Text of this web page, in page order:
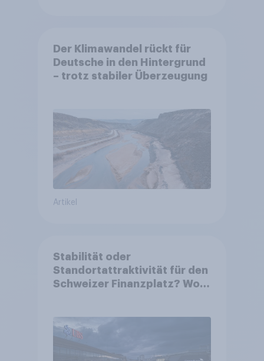
Der Klimawandel rückt für
Deutsche in den Hintergrund
– trotz stabiler Überzeugung
Artikel
Stabilität oder
Standortattraktivität für den
Schweizer Finanzplatz? Wo
von Grossbanken steht